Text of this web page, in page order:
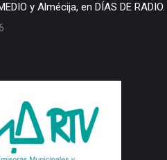
y Almécija, en DÍAS DE RADIO.